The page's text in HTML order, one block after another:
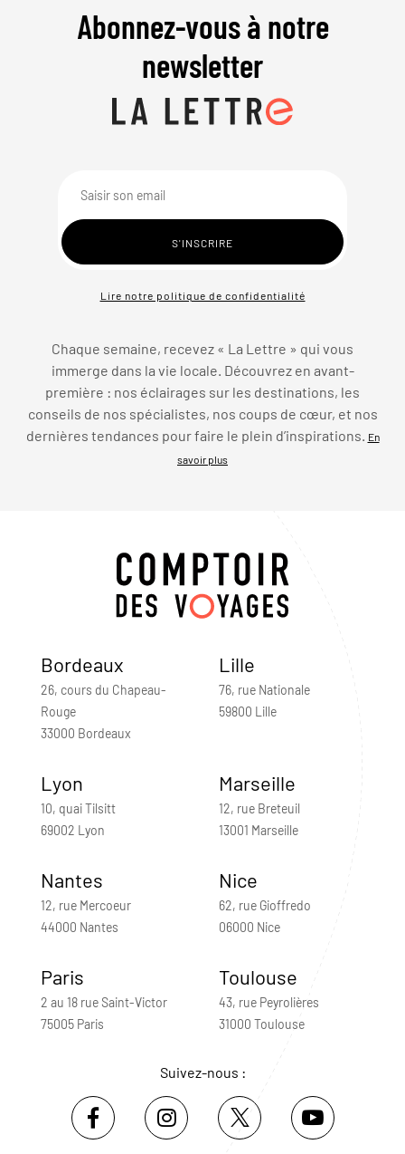
Abonnez-vous à notre
newsletter
Lire notre politique de confidentialité
Chaque semaine, recevez « La Lettre » qui vous
immerge dans la vie locale. Découvrez en avant-
première : nos éclairages sur les destinations, les
conseils de nos spécialistes, nos coups de cœur, et nos
dernières tendances pour faire le plein d’inspirations. En
savoir plus
Bordeaux
26, cours du Chapeau-
Rouge
33000 Bordeaux
Lille
76, rue Nationale
59800 Lille
Lyon
10, quai Tilsitt
69002 Lyon
Marseille
12, rue Breteuil
13001 Marseille
Nantes
12, rue Mercoeur
44000 Nantes
Nice
62, rue Gioffredo
06000 Nice
Paris
2 au 18 rue Saint-Victor
75005 Paris
Toulouse
43, rue Peyrolières
31000 Toulouse
Suivez-nous :